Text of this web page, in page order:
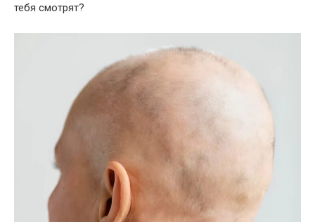
тебя смотрят?